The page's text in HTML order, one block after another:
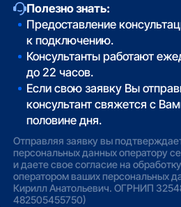
Полезно знать:
Предоставление
к подключению.
Консультанты работают
до 22 часов.
Если свою заявку Вы
консультант свяжется с
половине дня.
Отправляя заявку вы
персональных данных оператору
и даете свое согласие на
оператором ваших персональных
Кирилл Анатольевич. ОГРНИП
482505455750)